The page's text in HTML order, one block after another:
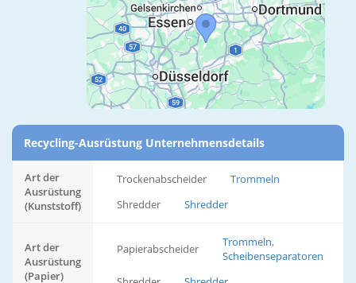
Recycling-Ausrüstung Unternehmensdetails
Art der
Ausrüstung
(Kunststoff)
Trockenabscheider
Trommeln
Shredder
Shredder
Art der
Ausrüstung
(Papier)
Papierabscheider
Trommeln,
Scheibenseparatoren